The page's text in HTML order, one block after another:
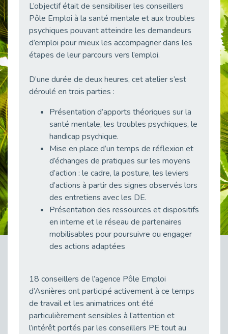
38 vidéos pour comprendre et agir durablement
Publié le 04/05/2026
Le taux d’emploi direct dans la fonction publique dépasse 6 % en 2025
Publié le 04/05/2026
Témoignage : Le parcours de Marc, 44 ans
L’Aménagement Raisonnable : Un Levier pour l’Équité
Publié le 29/04/2026
Optimiser son CV lorsqu’on est en situation de handicap
Publié le 29/04/2026
28 avril : Agir ensemble pour une culture de prévention au travail
Publié le 27/04/2026
Mobilisation pour l’alternance et le handicap
Publié le 24/04/2026
Handicap moteur et emploi : réussir ses recrutements vidéo
Publié le 23/04/2026
Publié le 20/04/2026
Publié le 20/04/2026
L’objectif était de sensibiliser les conseillers
Pôle Emploi à la santé mentale et aux troubles
psychiques pouvant atteindre les demandeurs
d’emploi pour mieux les accompagner dans les
étapes de leur parcours vers l’emploi.
D’une durée de deux heures, cet atelier s’est
déroulé en trois parties :
Présentation d’apports théoriques sur la
santé mentale, les troubles psychiques, le
handicap psychique.
Mise en place d’un temps de réflexion et
d’échanges de pratiques sur les moyens
d’action : le cadre, la posture, les leviers
d’actions à partir des signes observés lors
des entretiens avec les DE.
Présentation des ressources et dispositifs
en interne et le réseau de partenaires
mobilisables pour poursuivre ou engager
des actions adaptées
18 conseillers de l’agence Pôle Emploi
d’Asnières ont participé activement à ce temps
de travail et les animatrices ont été
particulièrement sensibles à l’attention et
l’intérêt portés par les conseillers PE tout au